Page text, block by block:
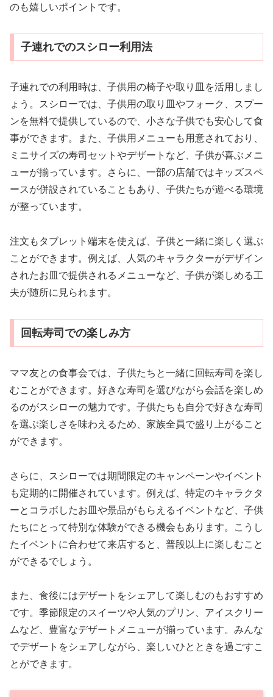
のも嬉しいポイントです。
子連れでのスシロー利用法
子連れでの利用時は、子供用の椅子や取り皿を活用しまし
ょう。スシローでは、子供用の取り皿やフォーク、スプー
ンを無料で提供しているので、小さな子供でも安心して食
事ができます。また、子供用メニューも用意されており、
ミニサイズの寿司セットやデザートなど、子供が喜ぶメニ
ューが揃っています。さらに、一部の店舗ではキッズスペ
ースが併設されていることもあり、子供たちが遊べる環境
が整っています。
注文もタブレット端末を使えば、子供と一緒に楽しく選ぶ
ことができます。例えば、人気のキャラクターがデザイン
されたお皿で提供されるメニューなど、子供が楽しめる工
夫が随所に見られます。
回転寿司での楽しみ方
ママ友との食事会では、子供たちと一緒に回転寿司を楽し
むことができます。好きな寿司を選びながら会話を楽しめ
るのがスシローの魅力です。子供たちも自分で好きな寿司
を選ぶ楽しさを味わえるため、家族全員で盛り上がること
ができます。
さらに、スシローでは期間限定のキャンペーンやイベント
も定期的に開催されています。例えば、特定のキャラクタ
ーとコラボしたお皿や景品がもらえるイベントなど、子供
たちにとって特別な体験ができる機会もあります。こうし
たイベントに合わせて来店すると、普段以上に楽しむこと
ができるでしょう。
また、食後にはデザートをシェアして楽しむのもおすすめ
です。季節限定のスイーツや人気のプリン、アイスクリー
ムなど、豊富なデザートメニューが揃っています。みんな
でデザートをシェアしながら、楽しいひとときを過ごすこ
とができます。